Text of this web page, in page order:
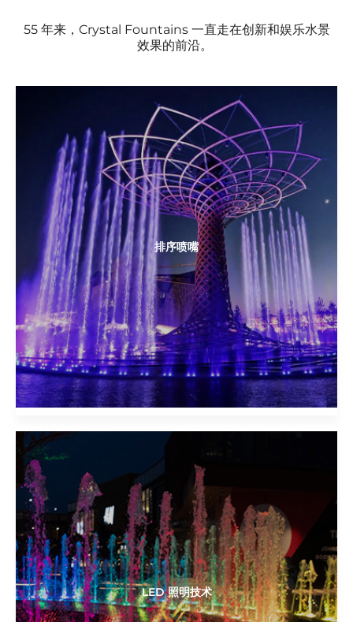
55 年来，Crystal Fountains 一直走在创新和娱乐水景
效果的前沿。
排序喷嘴
LED 照明技术